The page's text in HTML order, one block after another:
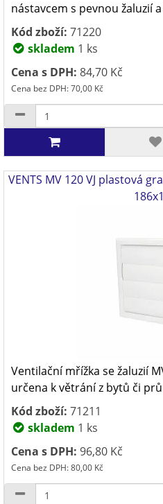
nástavcem s pevnou žaluzií
Kód zboží: 71220
skladem 1 ks
Cena s DPH: 84,70 Kč
Cena bez DPH: 70,00 Kč
VENTS MV 120 VJ plastová
Ventilační mřížka se žaluzií
určena k větrání z bytů či
Kód zboží: 71211
skladem 1 ks
Cena s DPH: 96,80 Kč
Cena bez DPH: 80,00 Kč